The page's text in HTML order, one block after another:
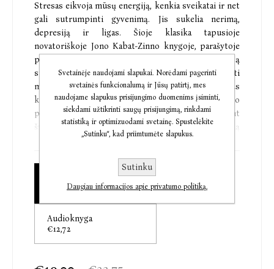
Stresas eikvoja mūsų energiją, kenkia sveikatai ir net
gali sutrumpinti gyvenimą. Jis sukelia nerimą,
depresiją ir ligas. Šioje klasika tapusioje
novatoriškoje Jono Kabat-Zinno knygoje, parašytoje
pagal garsiąją dėmesingų įsisąmoninimu pagrįstą
streso mažinimo programą, mokoma, kaip pritaikyti
mediciniškai įrodytus proto ir kūno tyrimo metodus
kovojant su stresu, siekiant didesnės kūno ir proto
pusiausvyros, geros savijautos ir sveikimo. Atliekant
šias dėmesingumo įsisavinimo praktikas kiekvieną
dieną, galima išmokti valdyti lėtinį skausmą,
panikos pojūtį, pagerinti bendrą gyvenimo kokybę,
santykius ir socialinius ryšius. Tarptautinis
bestseleris „Kūno ir proto išmintis“ skirtas visiems,
kurie stengiasi gyventi sveikiau mūsų skubančiame
pasaulyje.
€19,00
Audioknyga
€12,72
Svetainėje naudojami slapukai. Norėdami pagerinti
svetainės funkcionalumą ir Jūsų patirtį, mes
naudojame slapukus prisijungimo duomenims įsiminti,
siekdami užtikrinti saugų prisijungimą, rinkdami
statistiką ir optimizuodami svetainę. Spustelėkite
„Sutinku“, kad priimtumėte slapukus.
Sutinku
Daugiau informacijos apie privatumo politiką.